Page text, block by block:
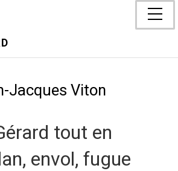
Jacques Viton
tout en
envol, fugue